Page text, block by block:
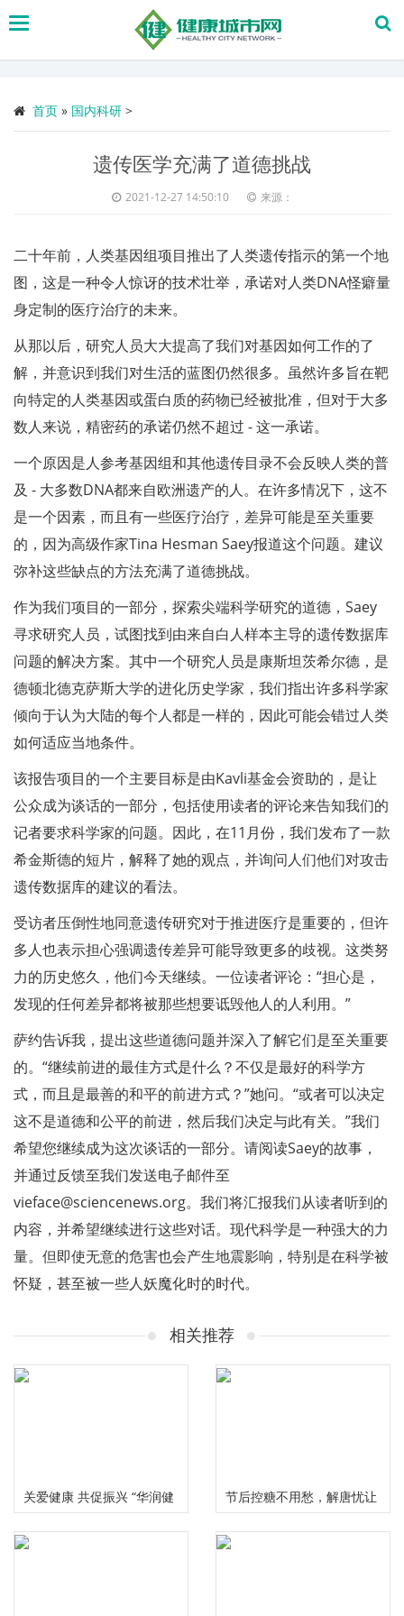
搜
首页 » 国内科研 >
遗传医学充满了道德挑战
2021-12-27 14:50:10 来源：
二十年前，人类基因组项目推出了人类遗传指示的第一个地
图，这是一种令人惊讶的技术壮举，承诺对人类DNA怪癖量
身定制的医疗治疗的未来。
从那以后，研究人员大大提高了我们对基因如何工作的了
解，并意识到我们对生活的蓝图仍然很多。虽然许多旨在靶
向特定的人类基因或蛋白质的药物已经被批准，但对于大多
数人来说，精密药的承诺仍然不超过 - 这一承诺。
一个原因是人参考基因组和其他遗传目录不会反映人类的普
及 - 大多数DNA都来自欧洲遗产的人。在许多情况下，这不
是一个因素，而且有一些医疗治疗，差异可能是至关重要
的，因为高级作家Tina Hesman Saey报道这个问题。建议
弥补这些缺点的方法充满了道德挑战。
作为我们项目的一部分，探索尖端科学研究的道德，Saey
寻求研究人员，试图找到由来自白人样本主导的遗传数据库
问题的解决方案。其中一个研究人员是康斯坦茨希尔德，是
德顿北德克萨斯大学的进化历史学家，我们指出许多科学家
倾向于认为大陆的每个人都是一样的，因此可能会错过人类
如何适应当地条件。
该报告项目的一个主要目标是由Kavli基金会资助的，是让
公众成为谈话的一部分，包括使用读者的评论来告知我们的
记者要求科学家的问题。因此，在11月份，我们发布了一款
希金斯德的短片，解释了她的观点，并询问人们他们对攻击
遗传数据库的建议的看法。
受访者压倒性地同意遗传研究对于推进医疗是重要的，但许
多人也表示担心强调遗传差异可能导致更多的歧视。这类努
力的历史悠久，他们今天继续。一位读者评论：“担心是，
发现的任何差异都将被那些想要诋毁他人的人利用。”
萨约告诉我，提出这些道德问题并深入了解它们是至关重要
的。“继续前进的最佳方式是什么？不仅是最好的科学方
式，而且是最善的和平的前进方式？”她问。“或者可以决定
这不是道德和公平的前进，然后我们决定与此有关。”我们
希望您继续成为这次谈话的一部分。请阅读Saey的故事，
并通过反馈至我们发送电子邮件至
vieface@sciencenews.org。我们将汇报我们从读者听到的
内容，并希望继续进行这些对话。现代科学是一种强大的力
量。但即使无意的危害也会产生地震影响，特别是在科学被
怀疑，甚至被一些人妖魔化时的时代。
相关推荐
关爱健康 共促振兴 “华润健
康乡村”公益项目三周年总
节后控糖不用愁，解唐忧让
您畅享健康美味无负担